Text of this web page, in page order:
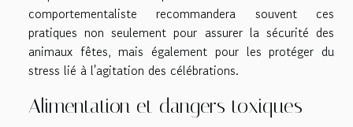
comportementaliste recommandera souvent ces
pratiques non seulement pour assurer la sécurité des
animaux fêtes, mais également pour les protéger du
stress lié à l'agitation des célébrations.
Alimentation et dangers toxiques